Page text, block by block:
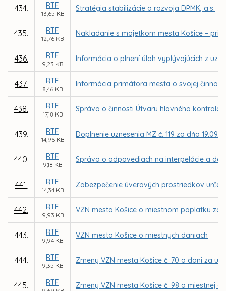
434. RTF
13,65 KB
Stratégia stabilizácie a rozvoja DPMK, a.s.
435. RTF
12,76 KB
Nakladanie s majetkom mesta Košice –
436. RTF
9,23 KB
Informácia o plnení úloh vyplývajúcich z
437. RTF
8,46 KB
Informácia primátora mesta o svojej
438. RTF
17,18 KB
Správa o činnosti Útvaru hlavného
439. RTF
14,96 KB
Doplnenie uznesenia MZ č. 119 zo dňa
440. RTF
9,18 KB
Správa o odpovediach na interpelácie a
441. RTF
14,34 KB
Zabezpečenie úverových prostriedkov
442. RTF
9,93 KB
VZN mesta Košice o miestnom poplatku
443. RTF
9,94 KB
VZN mesta Košice o miestnych daniach
444. RTF
9,35 KB
Zmeny VZN mesta Košice č. 70 o dani za
445. RTF Zmeny VZN mesta Košice č. 98 o miestnej